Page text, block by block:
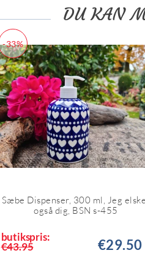
DU KAN
-33%
Sæbe Dispenser, 300 ml, Jeg
også dig, BSN s-455
butikspris:
€43.95 €29.50